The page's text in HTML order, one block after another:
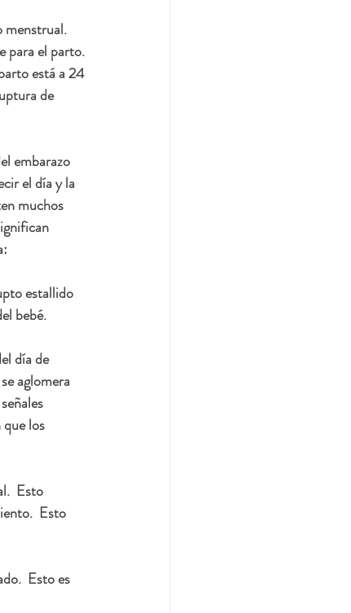
menstrual.
para el parto.
está a 24
de
embarazo
el día y la
muchos
estallido
bebé.
día de
aglomera
los
Esto
Esto
Esto es